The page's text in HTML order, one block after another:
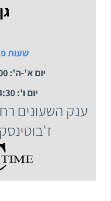
שעות
יום א'-ה': 09:45-20:00
יום ו': 08:30-14:30